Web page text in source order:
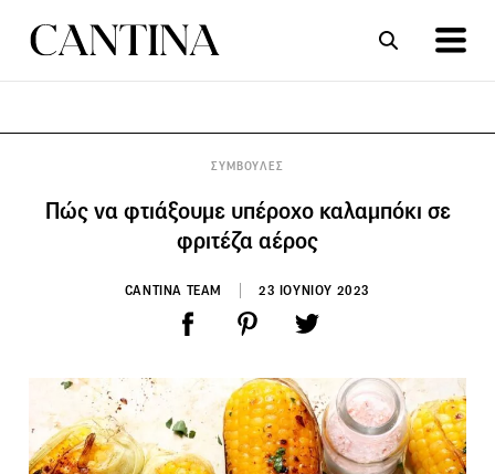
ΣΥΜΒΟΥΛΕΣ
Πώς να φτιάξουμε υπέροχο καλαμπόκι σε
φριτέζα αέρος
CANTINA TEAM 23 ΙΟΥΝΙΟΥ 2023